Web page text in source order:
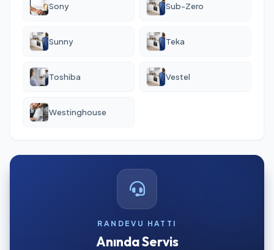
Sony Sub-Zero
Sunny Teka
Toshiba Vestel
Westinghouse
RANDEVU HATTI
Anında Servis